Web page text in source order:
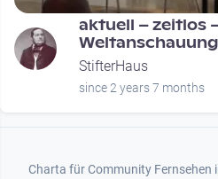
aktuell – zeitlos
StifterHaus
since 2 years 7 months
Footer 1
Charta für Community Fernsehen